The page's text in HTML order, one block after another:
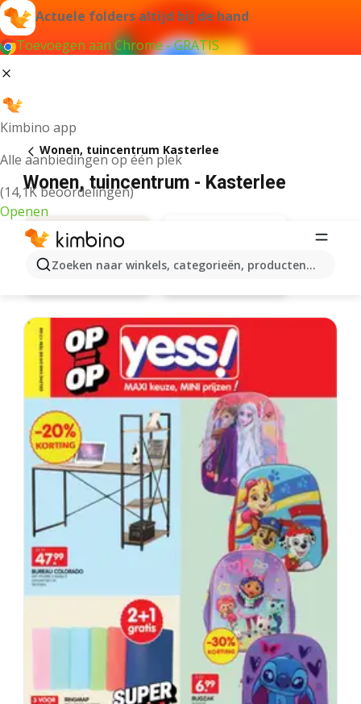
Actuele folders altijd bij de hand
Toevoegen aan Chrome - GRATIS
Kimbino app
Alle aanbiedingen op één plek
(14,1K beoordelingen)
Openen
Zoeken naar winkels, categorieën, producten...
Wonen, tuincentrum Kasterlee
Wonen, tuincentrum - Kasterlee